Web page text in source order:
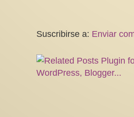
Suscribirse a: Enviar